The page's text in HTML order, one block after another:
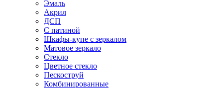
Эмаль
Акрил
ДСП
С патиной
Шкафы-купе с зеркалом
Матовое зеркало
Стекло
Цветное стекло
Пескоструй
Комбинированные